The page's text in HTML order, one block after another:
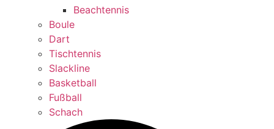
Beachtennis
Boule
Dart
Tischtennis
Slackline
Basketball
Fußball
Schach